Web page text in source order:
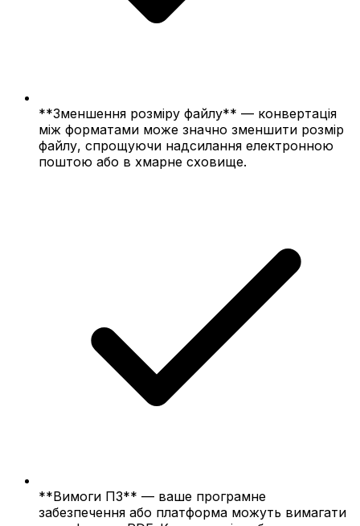
**Зменшення розміру файлу** — конвертація
між форматами може значно зменшити розмір
файлу, спрощуючи надсилання електронною
поштою або в хмарне сховище.
**Вимоги ПЗ** — ваше програмне
забезпечення або платформа можуть вимагати